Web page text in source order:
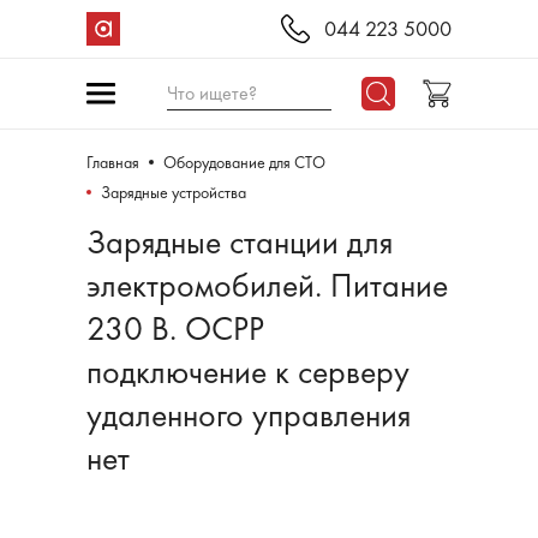
044 223 5000
Что ищете?
Главная
Оборудование для СТО
Зарядные устройства
Зарядные станции для
электромобилей. Питание
230 В. OCPP
подключение к серверу
удаленного управления
нет